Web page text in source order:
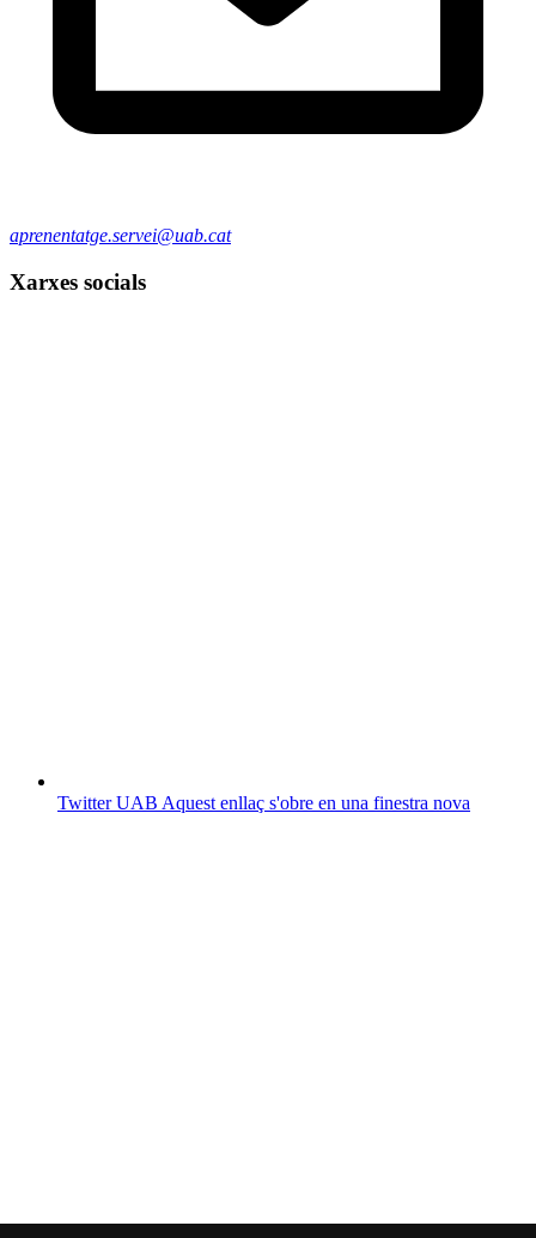
aprenentatge.servei@uab.cat
Xarxes socials
Twitter UAB Aquest enllaç s'obre en una finestra nova